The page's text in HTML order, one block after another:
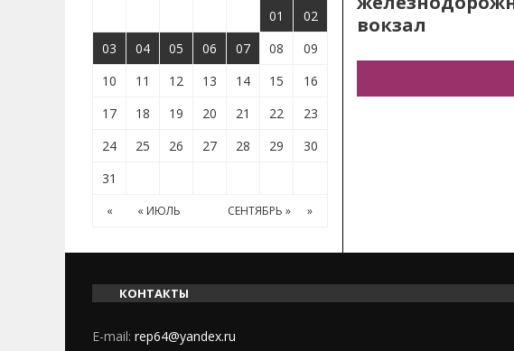
01
02
03
04 05 06 07 08
09
10
11 12 13 14 15
16
17
18 19 20 21 22
23
24
25 26 27 28 29
30
31
« « ИЮЛЬ СЕНТЯБРЬ » »
вокзал
КОНТАКТЫ
E-mail: rep64@yandex.ru